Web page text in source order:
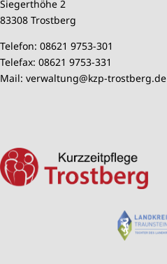
Siegerthöhe 2
83308 Trostberg
Telefon: 08621 9753-301
Telefax: 08621 9753-331
Mail: verwaltung@kzp-trostberg.de